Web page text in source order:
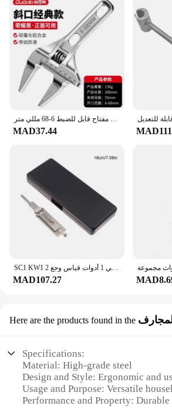
MAD37.44
SC1 KW1 2 في 1 أدوات قياس وجع SS001 SS002 SC20 KW5 أدوات قياس الأسنان
MAD107.27
Here are the products found in the
Specifications:
Material: High-grade steel
Design and Style: Ergonomic and
Usage and Purpose: Versatile
Performance and Property: